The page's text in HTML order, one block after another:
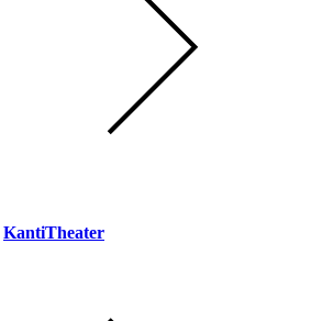
KantiTheater